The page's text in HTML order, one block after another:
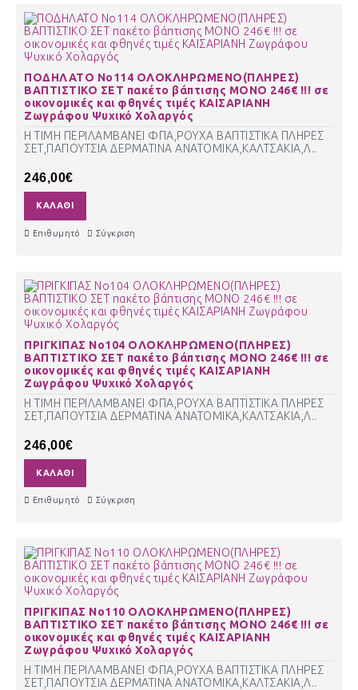
ΠΟΔΗΛΑΤΟ Νο114 ΟΛΟΚΛΗΡΩΜΕΝΟ(ΠΛΗΡΕΣ)
ΒΑΠΤΙΣΤΙΚΟ ΣΕΤ πακέτο βάπτισης ΜΟΝΟ 246€ !!! σε
οικονομικές και φθηνές τιμές ΚΑΙΣΑΡΙΑΝΗ
Ζωγράφου Ψυχικό Χολαργός
Η ΤΙΜΗ ΠΕΡΙΛΑΜΒΑΝΕΙ ΦΠΑ,ΡΟΥΧΑ ΒΑΠΤΙΣΤΙΚΑ ΠΛΗΡΕΣ
ΣΕΤ,ΠΑΠΟΥΤΣΙΑ ΔΕΡΜΑΤΙΝΑ ΑΝΑΤΟΜΙΚΑ,ΚΑΛΤΣΑΚΙΑ,Λ..
246,00€
ΚΑΛΆΘΙ
Επιθυμητό Σύγκριση
ΠΡΙΓΚΙΠΑΣ Νο104 ΟΛΟΚΛΗΡΩΜΕΝΟ(ΠΛΗΡΕΣ)
ΒΑΠΤΙΣΤΙΚΟ ΣΕΤ πακέτο βάπτισης ΜΟΝΟ 246€ !!! σε
οικονομικές και φθηνές τιμές ΚΑΙΣΑΡΙΑΝΗ
Ζωγράφου Ψυχικό Χολαργός
Η ΤΙΜΗ ΠΕΡΙΛΑΜΒΑΝΕΙ ΦΠΑ,ΡΟΥΧΑ ΒΑΠΤΙΣΤΙΚΑ ΠΛΗΡΕΣ
ΣΕΤ,ΠΑΠΟΥΤΣΙΑ ΔΕΡΜΑΤΙΝΑ ΑΝΑΤΟΜΙΚΑ,ΚΑΛΤΣΑΚΙΑ,Λ..
246,00€
ΚΑΛΆΘΙ
Επιθυμητό Σύγκριση
ΠΡΙΓΚΙΠΑΣ Νο110 ΟΛΟΚΛΗΡΩΜΕΝΟ(ΠΛΗΡΕΣ)
ΒΑΠΤΙΣΤΙΚΟ ΣΕΤ πακέτο βάπτισης ΜΟΝΟ 246€ !!! σε
οικονομικές και φθηνές τιμές ΚΑΙΣΑΡΙΑΝΗ
Ζωγράφου Ψυχικό Χολαργός
Η ΤΙΜΗ ΠΕΡΙΛΑΜΒΑΝΕΙ ΦΠΑ,ΡΟΥΧΑ ΒΑΠΤΙΣΤΙΚΑ ΠΛΗΡΕΣ
ΣΕΤ,ΠΑΠΟΥΤΣΙΑ ΔΕΡΜΑΤΙΝΑ ΑΝΑΤΟΜΙΚΑ,ΚΑΛΤΣΑΚΙΑ,Λ..